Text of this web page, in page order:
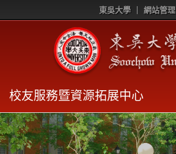
東吳大學 網站管理
校友服務暨資源拓展中心